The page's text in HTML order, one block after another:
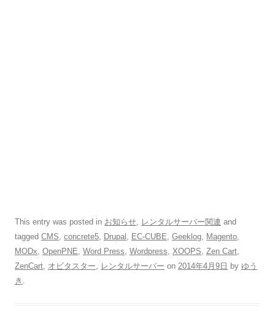
This entry was posted in お知らせ, レンタルサーバー関連 and
tagged CMS, concrete5, Drupal , EC-CUBE, Geeklog, Magento,
MODx, OpenPNE, Word Press, Wordpress, XOOPS, Zen Cart,
ZenCart, オビタスター, レンタルサーバー on 2014年4月9日 by ゆう
き .